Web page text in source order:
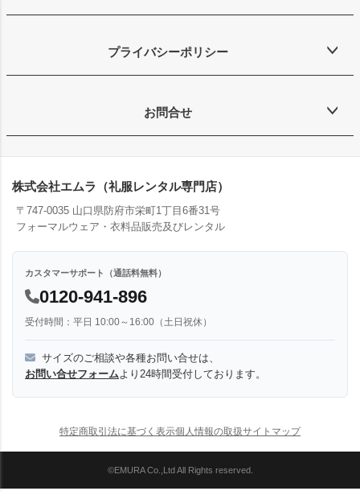
プライバシーポリシー
お問合せ
株式会社エムラ（礼服レンタル専門店）
〒747-0035 山口県防府市栄町1丁目6番31号
フォーマルウェア・衣料品販売及びレンタル
カスタマーサポート（通話料無料）
0120-941-896
受付時間：平日 10:00～16:00（土日祝休）
サイズのご相談や各種お問い合せは、
お問い合せフォームより24時間受付しております。
特定商取引法に基づく表示個人情報の取扱サイトマップ
©EMURA Co.,Ltd All Rights reserved.